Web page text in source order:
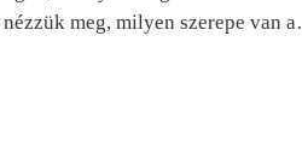
meg, milyen szerepe van